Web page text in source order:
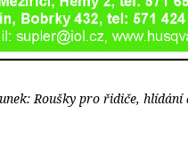
Roušky pro řidiče,